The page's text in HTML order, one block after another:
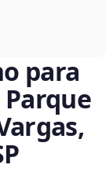
para